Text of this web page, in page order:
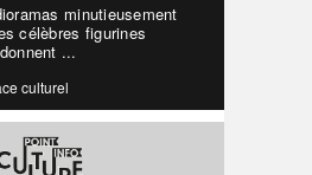
minutieusement
célèbres figurines
...
culturel